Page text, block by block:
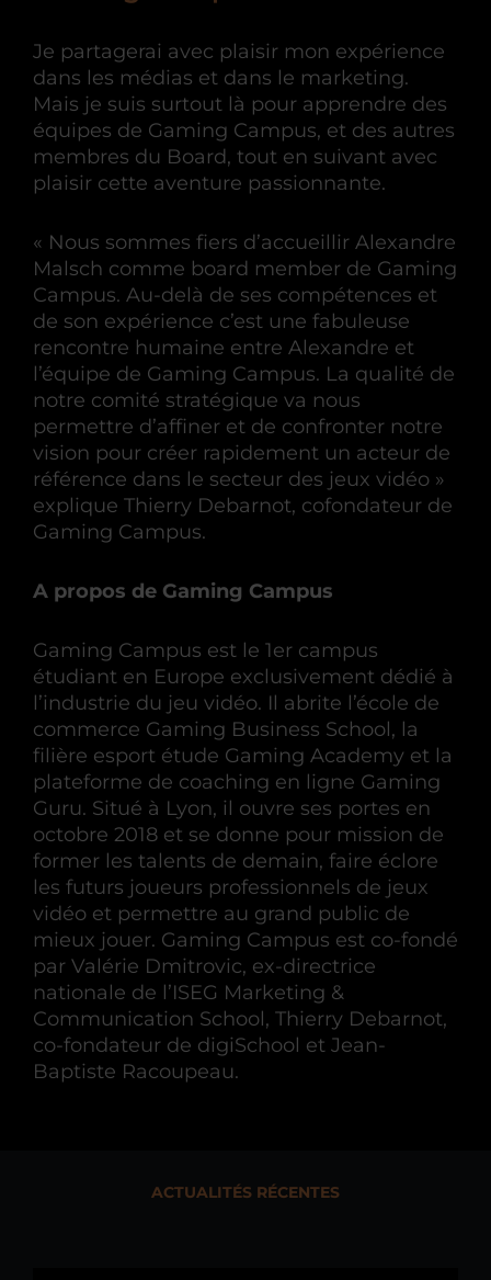
Je partagerai avec plaisir mon expérience
dans les médias et dans le marketing.
Mais je suis surtout là pour apprendre des
équipes de Gaming Campus, et des autres
membres du Board, tout en suivant avec
plaisir cette aventure passionnante.
« Nous sommes fiers d’accueillir Alexandre
Malsch comme board member de Gaming
Campus. Au-delà de ses compétences et
de son expérience c’est une fabuleuse
rencontre humaine entre Alexandre et
l’équipe de Gaming Campus. La qualité de
notre comité stratégique va nous
permettre d’affiner et de confronter notre
vision pour créer rapidement un acteur de
référence dans le secteur des jeux vidéo »
explique Thierry Debarnot, cofondateur de
Gaming Campus.
A propos de Gaming Campus
Gaming Campus est le 1er campus
étudiant en Europe exclusivement dédié à
l’industrie du jeu vidéo. Il abrite l’école de
commerce Gaming Business School, la
filière esport étude Gaming Academy et la
plateforme de coaching en ligne Gaming
Guru. Situé à Lyon, il ouvre ses portes en
octobre 2018 et se donne pour mission de
former les talents de demain, faire éclore
les futurs joueurs professionnels de jeux
vidéo et permettre au grand public de
mieux jouer. Gaming Campus est co-fondé
par Valérie Dmitrovic, ex-directrice
nationale de l’ISEG Marketing &
Communication School, Thierry Debarnot,
co-fondateur de digiSchool et Jean-
Baptiste Racoupeau.
ACTUALITÉS RÉCENTES